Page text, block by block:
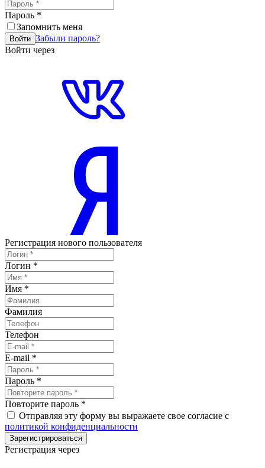
Пароль *
Запомнить меня
Войти Забыли пароль?
Войти через
Регистрация нового пользователя
Логин *
Имя *
Фамилия
Телефон
E-mail *
Пароль *
Повторите пароль *
Отправляя эту форму вы выражаете свое согласие с
политикой конфиденциальности
Зарегистрироваться
Регистрация через